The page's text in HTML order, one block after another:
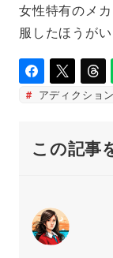
女性特有のメ
服したほうがい
アディクション
この記事